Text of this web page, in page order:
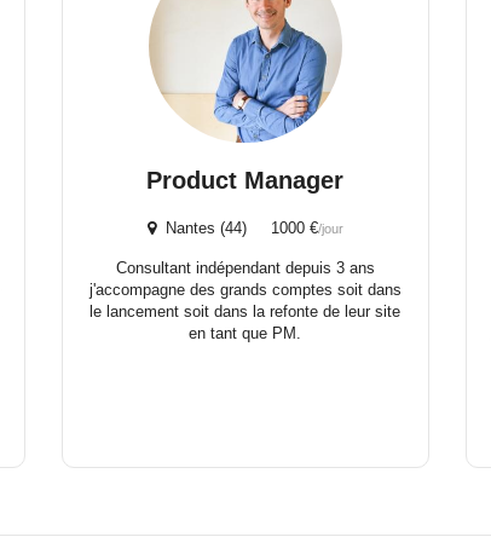
Product Manager
Nantes (44) 1000 €/jour
Consultant indépendant depuis 3 ans
j'accompagne des grands comptes soit dans
le lancement soit dans la refonte de leur site
en tant que PM.